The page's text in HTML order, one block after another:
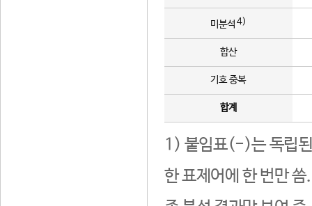
미분석 4)
합산
기호 중복
합계
1) 붙임표(-)는 독립된
한 표제어에 한 번만